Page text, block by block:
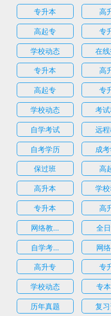
专升本
高
高起专
专
学校动态
在
专升本
高
高起专
专
学校动态
考
自学考试
远
自考学历
成
保过班
高
高升本
学
专升本
高
网络教...
全
自学考...
网
高升专
专
学校动态
专
历年真题
复